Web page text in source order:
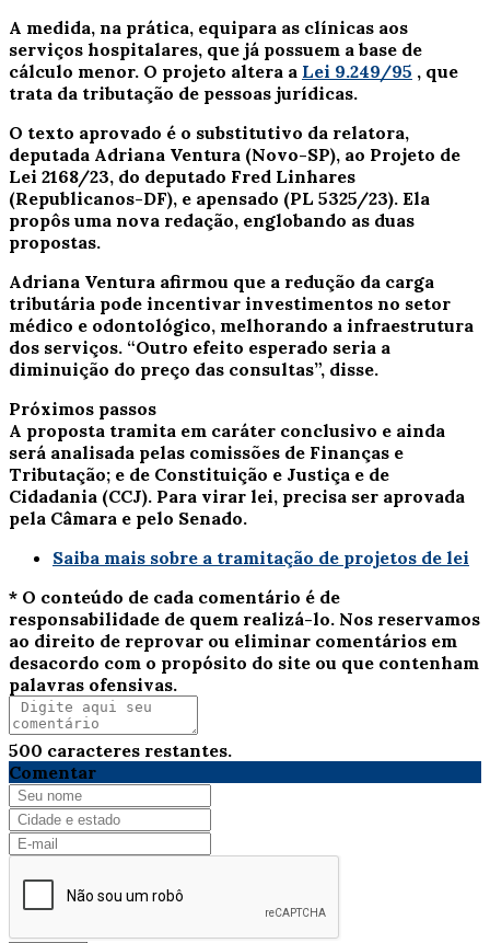
A medida, na prática, equipara as clínicas aos
serviços hospitalares, que já possuem a base de
cálculo menor. O projeto altera a Lei 9.249/95 , que
trata da tributação de pessoas jurídicas.
O texto aprovado é o substitutivo da relatora,
deputada Adriana Ventura (Novo-SP), ao Projeto de
Lei 2168/23, do deputado Fred Linhares
(Republicanos-DF), e apensado (PL 5325/23). Ela
propôs uma nova redação, englobando as duas
propostas.
Adriana Ventura afirmou que a redução da carga
tributária pode incentivar investimentos no setor
médico e odontológico, melhorando a infraestrutura
dos serviços. “Outro efeito esperado seria a
diminuição do preço das consultas”, disse.
Próximos passos
A proposta tramita em caráter conclusivo e ainda
será analisada pelas comissões de Finanças e
Tributação; e de Constituição e Justiça e de
Cidadania (CCJ). Para virar lei, precisa ser aprovada
pela Câmara e pelo Senado.
Saiba mais sobre a tramitação de projetos de lei
* O conteúdo de cada comentário é de
responsabilidade de quem realizá-lo. Nos reservamos
ao direito de reprovar ou eliminar comentários em
desacordo com o propósito do site ou que contenham
palavras ofensivas.
500 caracteres restantes.
Comentar